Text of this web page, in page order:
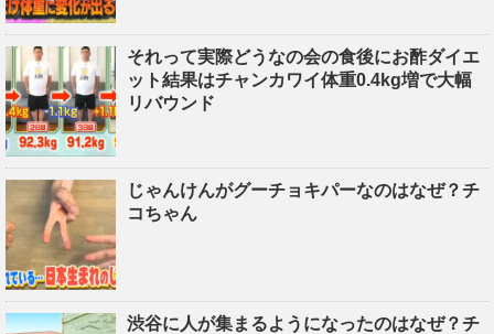
それって実際どうなの会の食後にお酢ダイエ
ット結果はチャンカワイ体重0.4kg増で大幅
リバウンド
じゃんけんがグーチョキパーなのはなぜ？チ
コちゃん
渋谷に人が集まるようになったのはなぜ？チ